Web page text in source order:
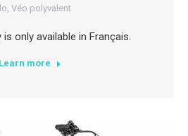
, Véo polyvalent
only available in Français.
Learn more